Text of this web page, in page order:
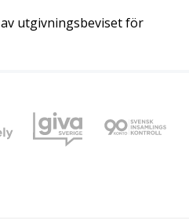
utgivningsbeviset för